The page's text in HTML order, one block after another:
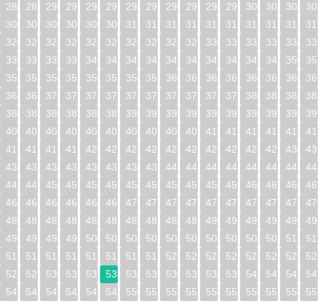
288
289 290 291 292 293 294 295 296 297 298 299 300 301 302
304
305 306 307 308 309 310 311 312 313 314 315 316 317 318
320
321 322 323 324 325 326 327 328 329 330 331 332 333 334
336
337 338 339 340 341 342 343 344 345 346 347 348 349 350
352
353 354 355 356 357 358 359 360 361 362 363 364 365 366
368
369 370 371 372 373 374 375 376 377 378 379 380 381 382
384
385 386 387 388 389 390 391 392 393 394 395 396 397 398
400
401 402 403 404 405 406 407 408 409 410 411 412 413 414
416
417 418 419 420 421 422 423 424 425 426 427 428 429 430
432
433 434 435 436 437 438 439 440 441 442 443 444 445 446
448
449 450 451 452 453 454 455 456 457 458 459 460 461 462
464
465 466 467 468 469 470 471 472 473 474 475 476 477 478
480
481 482 483 484 485 486 487 488 489 490 491 492 493 494
496
497 498 499 500 501 502 503 504 505 506 507 508 509 510
512
513 514 515 516 517 518 519 520 521 522 523 524 525 526
528
529 530 531 532 533 534 535 536 537 538 539 540 541 542
544
545 546 547 548 549 550 551 552 553 554 555 556 557 558